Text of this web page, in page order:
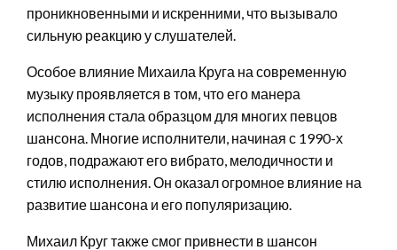
проникновенными и искренними, что вызывало
сильную реакцию у слушателей.
Особое влияние Михаила Круга на современную
музыку проявляется в том, что его манера
исполнения стала образцом для многих певцов
шансона. Многие исполнители, начиная с 1990-х
годов, подражают его вибрато, мелодичности и
стилю исполнения. Он оказал огромное влияние на
развитие шансона и его популяризацию.
Михаил Круг также смог привнести в шансон